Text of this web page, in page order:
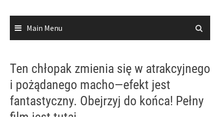
Main Menu
Ten chłopak zmienia się w atrakcyjnego
i pożądanego macho—efekt jest
fantastyczny. Obejrzyj do końca! Pełny